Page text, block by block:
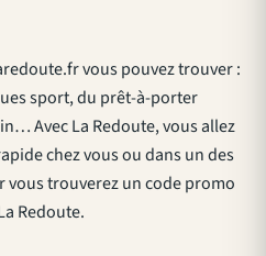
vous pouvez trouver :
sport, du prêt-à-porter
Avec La Redoute, vous allez
chez vous ou dans un des
vous trouverez un code promo
Redoute.